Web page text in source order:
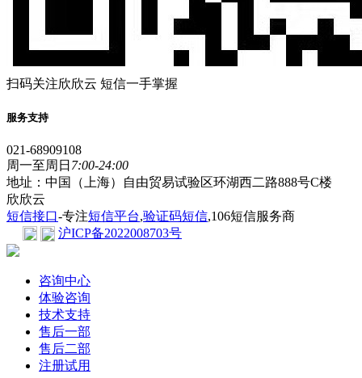
扫码关注欣欣云 短信一手掌握
服务支持
021-68909108
周一至周日 7:00-24:00
地址：中国（上海）自由贸易试验区环湖西二路888号C楼
欣欣云
短信接口-专注短信平台,验证码短信,106短信服务商
沪ICP备2022008703号
咨询中心
体验咨询
技术支持
售后一部
售后二部
注册试用